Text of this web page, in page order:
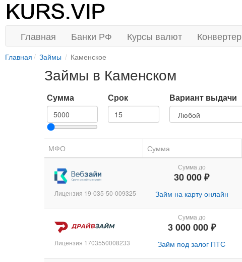
Главная Банки РФ Курсы валют Конвертер
Главная Займы Каменское
Займы в Каменском
Сумма Срок Вариант выдачи
МФО Сумма
Лицензия 19-035-50-009325
Сумма до
30 000 ₽
Займ на карту онлайн
Лицензия 1703550008233
Сумма до
3 000 000 ₽
Займ под залог ПТС